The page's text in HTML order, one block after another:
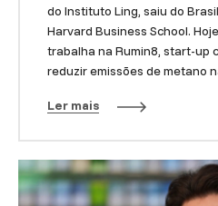
do Instituto Ling, saiu do
Harvard Business School.
trabalha na Rumin8, start-up
reduzir emissões de metano
Ler mais